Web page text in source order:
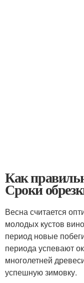
Как
Сроки
Весна считается
молодых кустов
период новые
периода успевают
многолетней
успешную зимовку.